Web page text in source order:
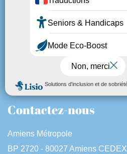
Suivez-nous
Contactez-nous
Amiens Métropole
BP 2720 - 80027 Amiens CEDEX